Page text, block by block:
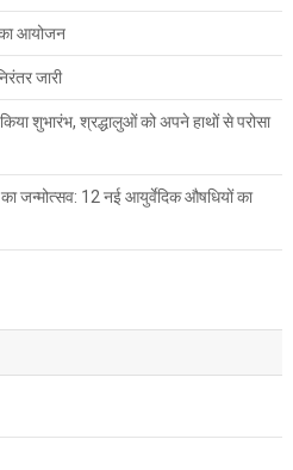
का आयोजन
जारी
शुभारंभ, श्रद्धालुओं को अपने हाथों से परोसा
जन्मोत्सव: 12 नई आयुर्वेदिक औषधियों का